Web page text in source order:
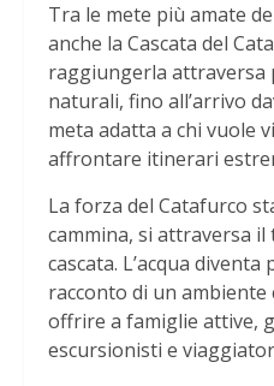
Tra le mete più amate
anche la Cascata del
raggiungerla attraversa
naturali, fino all’arrivo
meta adatta a chi vuole
affrontare itinerari
La forza del Catafurco
cammina, si attraversa
cascata. L’acqua
racconto di un ambiente
offrire a famiglie attive,
escursionisti e